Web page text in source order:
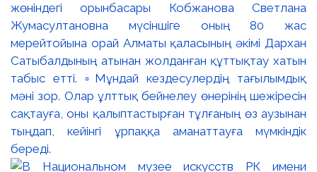
жөніндегі орынбасары Кобжанова Светлана
Жумасултановна мүсіншіге оның 80 жас
мерейтойына орай Алматы қаласының әкімі Дархан
Сатыбалдының атынан жолданған құттықтау хатын
табыс етті. ▫️Мұндай кездесулердің тағылымдық
мәні зор. Олар ұлттық бейнелеу өнерінің шежіресін
сақтауға, оны қалыптастырған тұлғаның өз аузынан
тыңдап, кейінгі ұрпаққа аманаттауға мүмкіндік
береді.